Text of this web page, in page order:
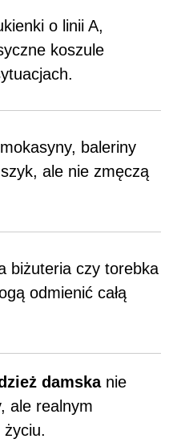
o linii A,
koszule
baleriny
ale nie zmęczą
biżuteria czy torebka
odmienić całą
damskanie
ale realnym